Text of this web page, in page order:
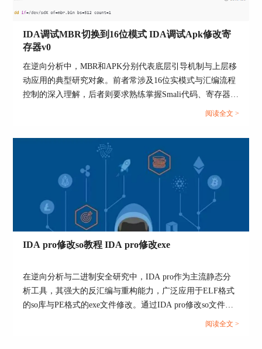
IDA调试MBR切换到16位模式 IDA调试Apk修改寄
存器v0
在逆向分析中，MBR和APK分别代表底层引导机制与上层移
动应用的典型研究对象。前者常涉及16位实模式与汇编流程
控制的深入理解，后者则要求熟练掌握Smali代码、寄存器模
拟与调试器调用。IDA pro作为广泛应用的逆向工具，不仅
号识别与寄存器控制优势。本文将围绕IDA调试MBR切换到
16位模式和IDA调试Apk修改寄存器v0两个核心主题展开操
阅读全文 >
IDA pro修改so教程 IDA pro修改exe
在逆向分析与二进制安全研究中，IDA pro作为主流静态分
析工具，其强大的反汇编与重构能力，广泛应用于ELF格式
的so库与PE格式的exe文件修改。通过IDA pro修改so文件，
可用于Android应用补丁、破解函数逻辑、绕过验证；而对
阅读全文 >